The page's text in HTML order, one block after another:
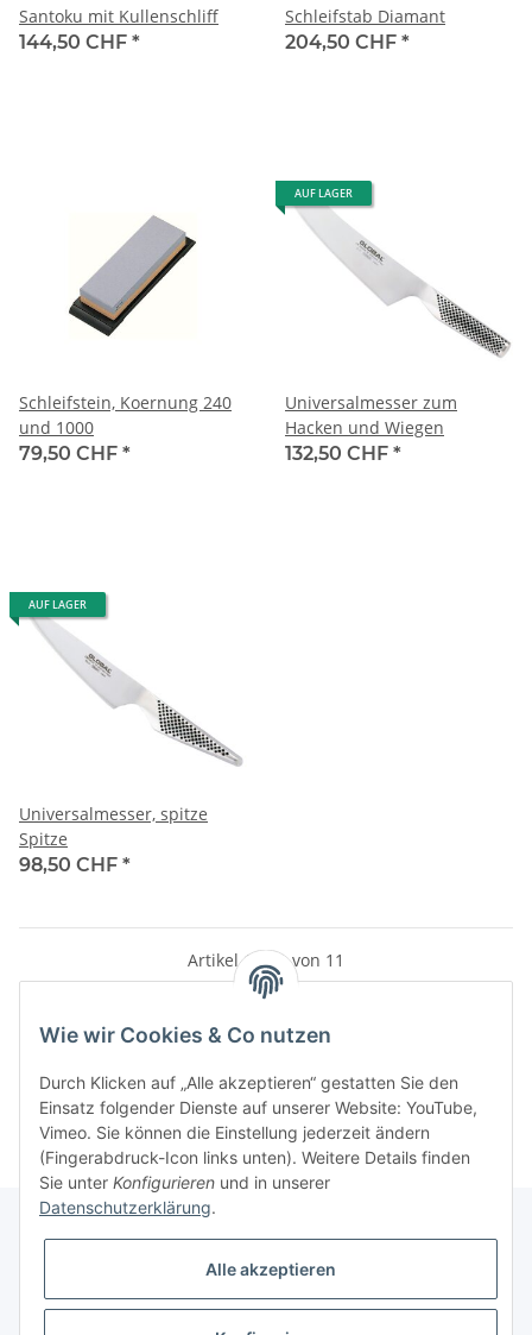
Santoku mit Kullenschliff
144,50 CHF *
Schleifstab Diamant
204,50 CHF *
Schleifstein, Koernung 240
und 1000
79,50 CHF *
AUF LAGER
Universalmesser zum
Hacken und Wiegen
132,50 CHF *
AUF LAGER
Universalmesser, spitze
Spitze
98,50 CHF *
Artikel 1 - 11 von 11
Kategorien
Wie wir Cookies & Co nutzen
Durch Klicken auf „Alle akzeptieren“ gestatten Sie den
Einsatz folgender Dienste auf unserer Website: YouTube,
Vimeo. Sie können die Einstellung jederzeit ändern
(Fingerabdruck-Icon links unten). Weitere Details finden
Sie unter Konfigurieren und in unserer
Datenschutzerklärung.
Alle akzeptieren